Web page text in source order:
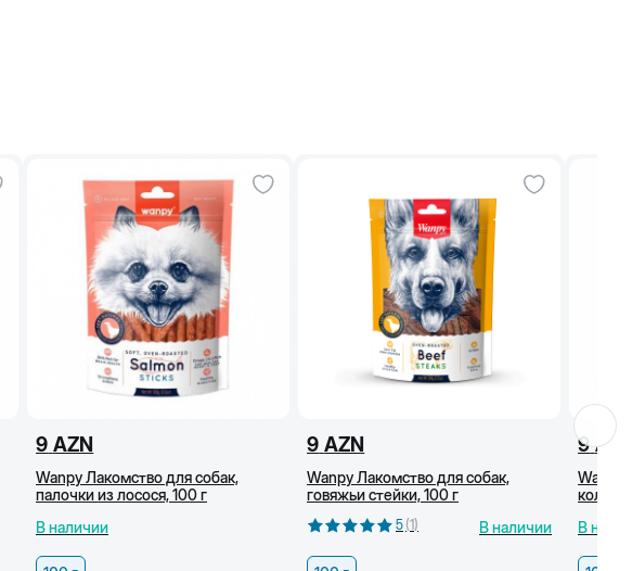
9 AZN
Wanpy Лакомство для собак,
палочки из лосося, 100 г
В наличии
9 AZN
Wanpy Лакомство для собак,
говяжьи стейки, 100 г
5 (1) В наличии
9
Wanpy
В